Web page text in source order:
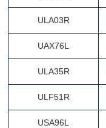
ULA03R
UAX76L
ULA35R
ULF51R
USA96L